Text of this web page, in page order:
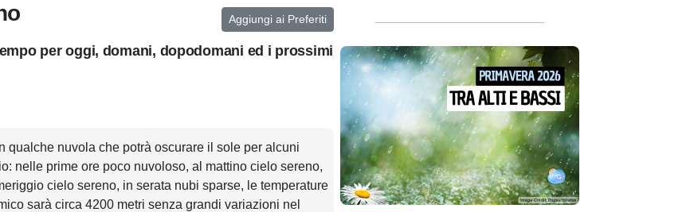
Aggiungi ai Preferiti
per oggi, domani, dopodomani ed i prossimi
qualche nuvola che potrà oscurare il sole per alcuni
nelle prime ore poco nuvoloso, al mattino cielo sereno,
cielo sereno, in serata nubi sparse, le temperature
sarà circa 4200 metri senza grandi variazioni nel